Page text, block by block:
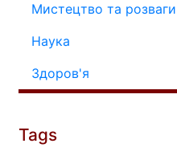
Мистецтво та розваги
Наука
Здоров'я
Tags